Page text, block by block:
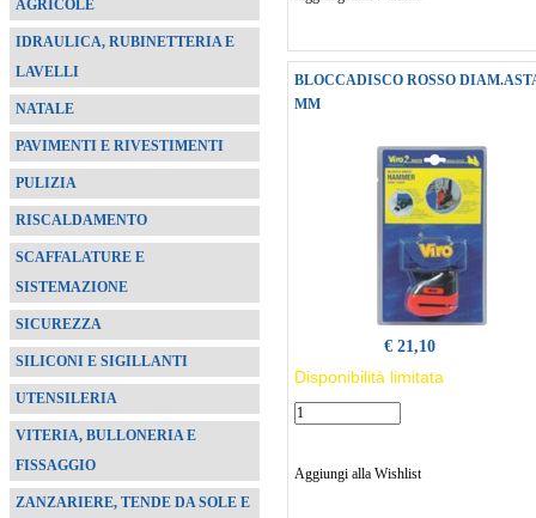
AGRICOLE
IDRAULICA, RUBINETTERIA E
LAVELLI
NATALE
PAVIMENTI E RIVESTIMENTI
PULIZIA
RISCALDAMENTO
SCAFFALATURE E
SISTEMAZIONE
SICUREZZA
SILICONI E SIGILLANTI
UTENSILERIA
VITERIA, BULLONERIA E
FISSAGGIO
ZANZARIERE, TENDE DA SOLE E
BLOCCADISCO ROSSO
MM
€ 21,10
Disponibilità limitata
Aggiungi alla Wishlist